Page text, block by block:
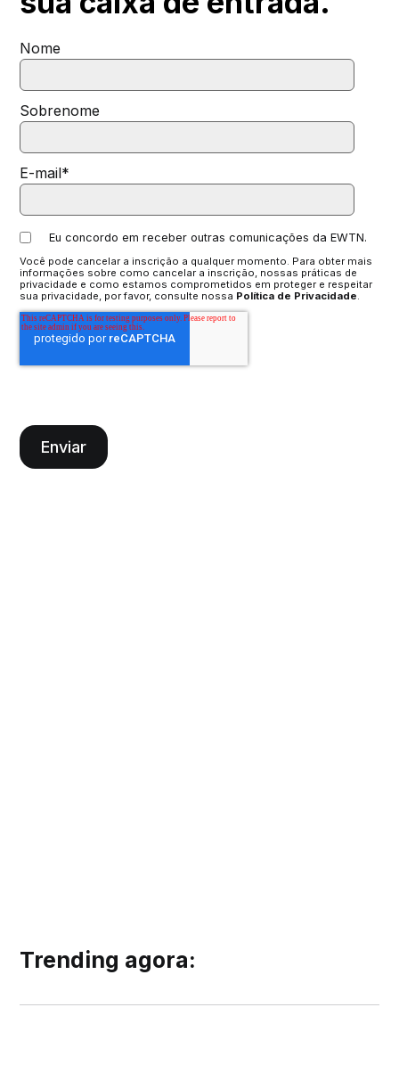
Nome
Sobrenome
E-mail*
Eu concordo em receber outras comunicações da EWTN.
Você pode cancelar a inscrição a qualquer momento. Para obter mais
informações sobre como cancelar a inscrição, nossas práticas de
privacidade e como estamos comprometidos em proteger e respeitar
sua privacidade, por favor, consulte nossa Política de Privacidade.
Trending agora: